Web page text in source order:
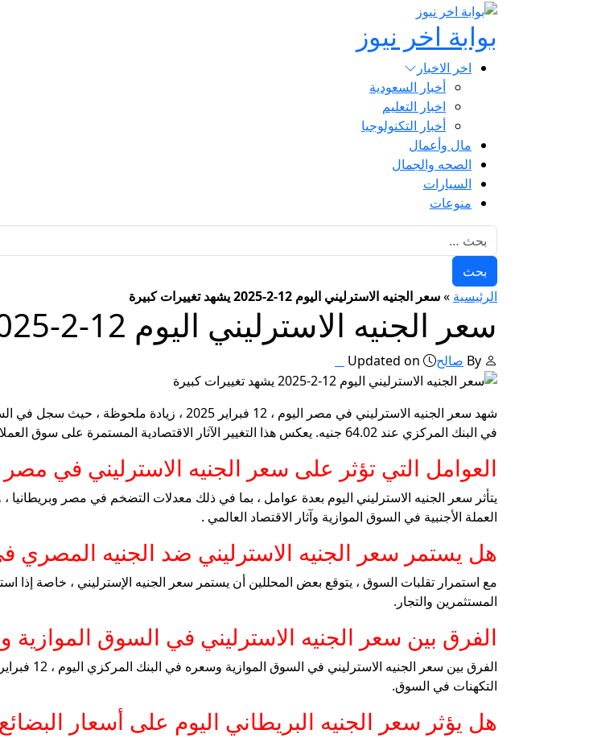
بوابة اخر نيوز
اخر الاخبار
أخبار السعودية
اخبار التعليم
أخبار التكنولوجيا
مال وأعمال
الصحه والجمال
السيارات
منوعات
الرئيسية »سعر الجنيه الاسترليني اليوم 12-2-2025 يشهد تغييرات كبيرة
سعر الجنيه الاسترليني اليوم 12-2-2025 يشهد تغييرات كبيرة
By صالح Updated on
في البنك المركزي عند 64.02 جنيه. يعكس هذا التغيير الآثار الاقتصادية المستمرة على سوق العملات الأجنبية.
العوامل التي تؤثر على سعر الجنيه الاسترليني في مصر
يتأثر سعر الجنيه الاسترليني اليوم بعدة عوامل ، بما في ذلك معدلات التضخم في مصر وبريطانيا ،
العملة الأجنبية في السوق الموازية وآثار الاقتصاد العالمي .
هل يستمر سعر الجنيه الاسترليني ضد الجنيه المصري
مع استمرار تقلبات السوق ، يتوقع بعض المحللين أن يستمر سعر الجنيه الإسترليني ، خاصة
المستثمرين والتجار.
الفرق بين سعر الجنيه الاسترليني في السوق الموازية
التكهنات في السوق.
هل يؤثر سعر الجنيه البريطاني اليوم على أسعار